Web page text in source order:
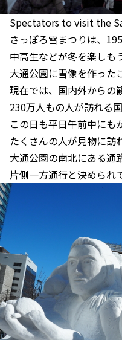
Spectators to visit the
さっぽろ雪まつりは、
中高生などが冬を楽しも
大通公園に雪像を作った
現在では、国内外からの
230万人もの人が訪れる
この日も平日午前中にも
たくさんの人が見物に訪
大通公園の南北にある通
片側一方通行と決められ